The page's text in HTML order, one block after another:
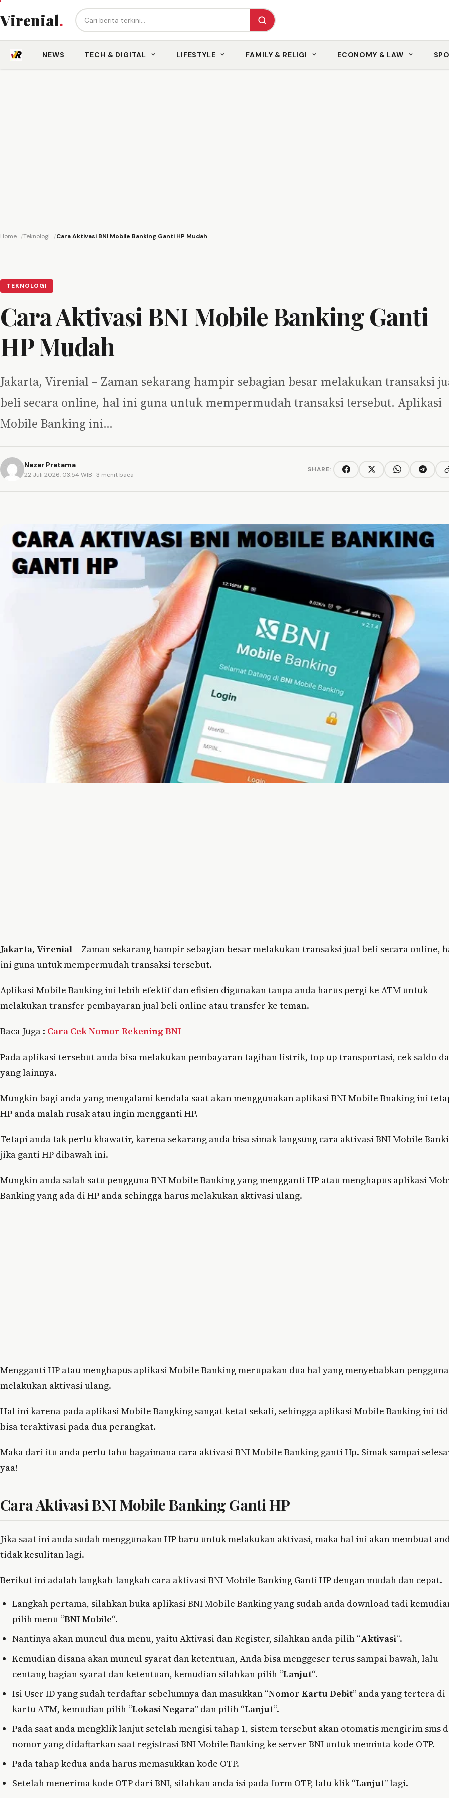
Virenial. Cari berita...
NEWS TECH & DIGITAL LIFESTYLE FAMILY & RELIGI ECONOMY & LAW
Home Teknologi Cara Aktivasi BNI Mobile Banking Ganti HP Mudah
TEKNOLOGI
Cara Aktivasi BNI Mobile Banking Ganti
HP Mudah
Jakarta, Virenial – Zaman sekarang hampir sebagian besar melakukan transaksi
beli secara online, hal ini guna untuk mempermudah transaksi tersebut. Aplikasi
Mobile Banking ini…
Nazar Pratama
22 Juli 2026, 03:54 WIB · 3 menit baca
SHARE: FacebookTwitter/XWhatsAppTelegram
Jakarta, Virenial – Zaman sekarang hampir sebagian besar melakukan transaksi jual beli secara online,
ini guna untuk mempermudah transaksi tersebut.
Aplikasi Mobile Banking ini lebih efektif dan efisien digunakan tanpa anda harus pergi ke ATM untuk
melakukan transfer pembayaran jual beli online atau transfer ke teman.
Baca Juga : Cara Cek Nomor Rekening BNI
Pada aplikasi tersebut anda bisa melakukan pembayaran tagihan listrik, top up transportasi, cek saldo
yang lainnya.
Mungkin bagi anda yang mengalami kendala saat akan menggunakan aplikasi BNI Mobile Bnaking ini
HP anda malah rusak atau ingin mengganti HP.
Tetapi anda tak perlu khawatir, karena sekarang anda bisa simak langsung cara aktivasi BNI Mobile
jika ganti HP dibawah ini.
Mungkin anda salah satu pengguna BNI Mobile Banking yang mengganti HP atau menghapus aplikasi
Banking yang ada di HP anda sehingga harus melakukan aktivasi ulang.
Mengganti HP atau menghapus aplikasi Mobile Banking merupakan dua hal yang menyebabkan pengguna
melakukan aktivasi ulang.
Hal ini karena pada aplikasi Mobile Bangking sangat ketat sekali, sehingga aplikasi Mobile Banking ini
bisa teraktivasi pada dua perangkat.
Maka dari itu anda perlu tahu bagaimana cara aktivasi BNI Mobile Banking ganti Hp. Simak sampai
yaa!
Cara Aktivasi BNI Mobile Banking Ganti HP
Jika saat ini anda sudah menggunakan HP baru untuk melakukan aktivasi, maka hal ini akan membuat
tidak kesulitan lagi.
Berikut ini adalah langkah-langkah cara aktivasi BNI Mobile Banking Ganti HP dengan mudah dan cepat.
Langkah pertama, silahkan buka aplikasi BNI Mobile Banking yang sudah anda download tadi
pilih menu “BNI Mobile“.
Nantinya akan muncul dua menu, yaitu Aktivasi dan Register, silahkan anda pilih “Aktivasi“.
Kemudian disana akan muncul syarat dan ketentuan, Anda bisa menggeser terus sampai bawah, lalu
centang bagian syarat dan ketentuan, kemudian silahkan pilih “Lanjut“.
Isi User ID yang sudah terdaftar sebelumnya dan masukkan “Nomor Kartu Debit” anda yang tertera di
kartu ATM, kemudian pilih “Lokasi Negara” dan pilih “Lanjut“.
Pada saat anda mengklik lanjut setelah mengisi tahap 1, sistem tersebut akan otomatis mengirim sms
nomor yang didaftarkan saat registrasi BNI Mobile Banking ke server BNI untuk meminta kode OTP.
Pada tahap kedua anda harus memasukkan kode OTP.
Setelah menerima kode OTP dari BNI, silahkan anda isi pada form OTP, lalu klik “Lanjut” lagi.